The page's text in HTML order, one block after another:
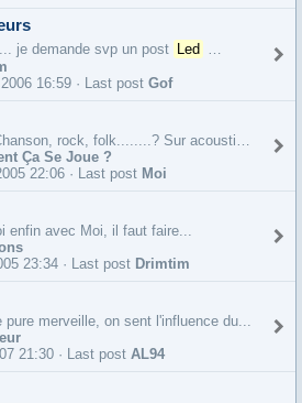
je demande svp un post Led Zeppelin
:)/>
16:59 · Last post Gof
rock, folk........? Sur acoustique ou...
Ça Se Joue ?
22:06 · Last post Moi
enfin avec Moi, il faut faire...
23:34 · Last post Drimtim
pure merveille, on sent l'influence du...
21:30 · Last post AL94